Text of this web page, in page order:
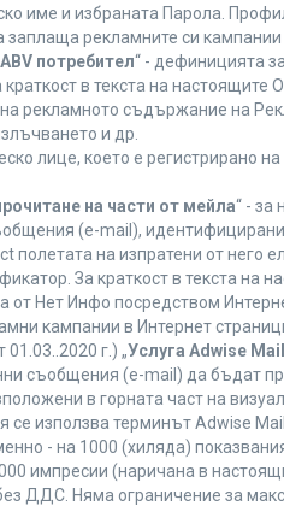
име и избраната Парола.
рекламните си кампании
потребител“ - дефиницията
в текста на настоящите
на рекламното съдържание на
и др.
лице, което е регистрирано
на части от мейла“ - за
(e-mail),
полетата на изпратени от
За краткост в текста на
от Нет Инфо посредством
кампании в Интернет
г.) „Услуга Adwise
съобщения (e-mail) да бъдат
в горната част на
използва терминът Adwise
- на 1000 (хиляда)
импресии (наричана в
ДДС. Няма ограничение за